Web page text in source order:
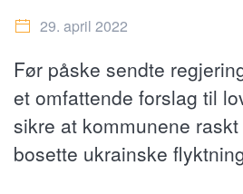
29. april 2022
Før påske sendte
et omfattende forslag til
sikre at kommunene
bosette ukrainske